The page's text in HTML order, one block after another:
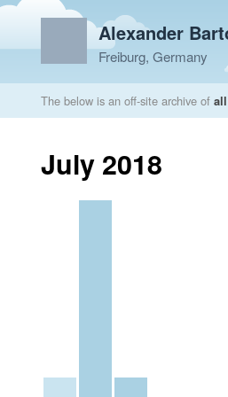
Alexander
Freiburg, Germany
The below is an off-site archive of
July 2018